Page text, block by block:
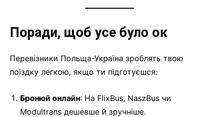
Поради, щоб усе було ок
Перевізники Польща-Україна зроблять твою
поїздку легкою, якщо ти підготуєшся:
Бронюй онлайн: На FlixBus, NaszBus чи
Modultrans дешевше й зручніше.